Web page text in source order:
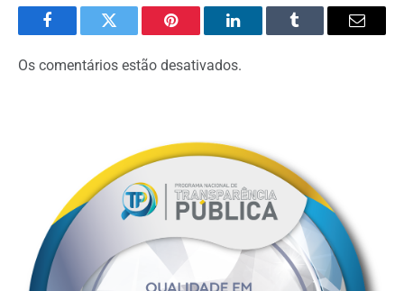
FacebookTwitter Pinterest O
LinkedIn
Tumblr
E-
Os comentários estão desativados.